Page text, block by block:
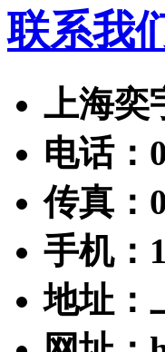
联系我
上海奕
电话：
传真：
手机：
地址：